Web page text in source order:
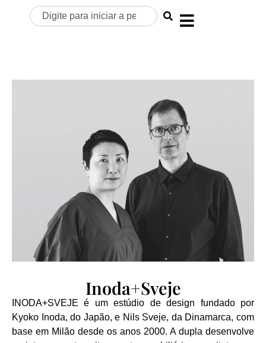
Inoda+Sveje
INODA+SVEJE é um estúdio de design fundado por
Kyoko Inoda, do Japão, e Nils Sveje, da Dinamarca, com
base em Milão desde os anos 2000. A dupla desenvolve